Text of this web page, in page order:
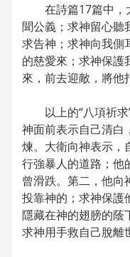
在詩篇17篇中，
聞公義；求神留心聽
求告神；求神向我側
的慈愛來；求神保護
來，前去迎敵，將他
以上的“八項祈求
神面前表示自己清白
煉。大衛向神表示，
行強暴人的道路；他
曾滑跌。第二，他向
投靠神的；求神保護
隱藏在神的翅膀的蔭
求神用手救自己脫離